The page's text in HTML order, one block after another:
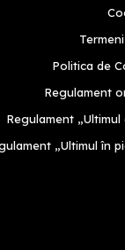
Politica de
Regulament
Regulament
„Ultimul în